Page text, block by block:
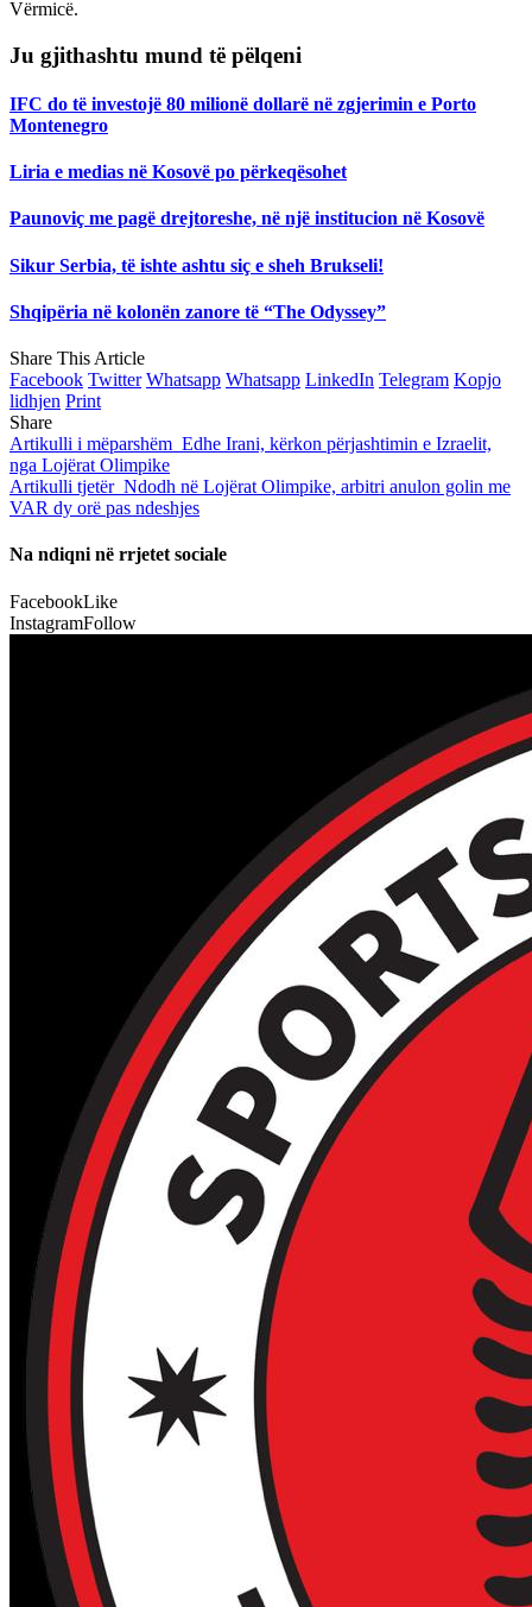
Vërmicë.
Ju gjithashtu mund të pëlqeni
IFC do të investojë 80 milionë dollarë në zgjerimin e Porto
Montenegro
Liria e medias në Kosovë po përkeqësohet
Paunoviç me pagë drejtoreshe, në një institucion në Kosovë
Sikur Serbia, të ishte ashtu siç e sheh Brukseli!
Shqipëria në kolonën zanore të “The Odyssey”
Share This Article
Facebook Twitter Whatsapp Whatsapp LinkedIn Telegram Kopjo
lidhjen Print
Share
Artikulli i mëparshëm Edhe Irani, kërkon përjashtimin e Izraelit,
nga Lojërat Olimpike
Artikulli tjetër Ndodh në Lojërat Olimpike, arbitri anulon golin me
VAR dy orë pas ndeshjes
Na ndiqni në rrjetet sociale
FacebookLike
InstagramFollow